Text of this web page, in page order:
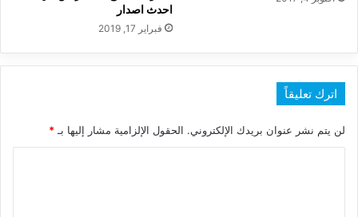
احدث اصدار
فبراير 17, 2019
اترك تعليقاً
لن يتم نشر عنوان بريدك الإلكتروني. الحقول الإلزامية مشار إليها بـ *